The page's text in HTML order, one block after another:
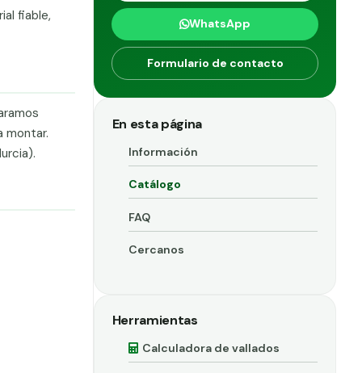
fiable,
montar.
WhatsApp
Formulario de contacto
En esta página
Información
Catálogo
FAQ
Cercanos
Herramientas
Calculadora de vallados